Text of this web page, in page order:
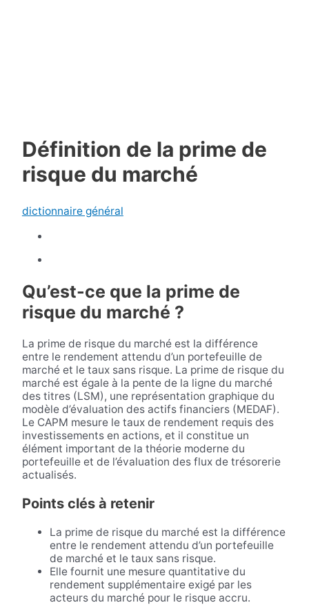
Définition de la prime de
risque du marché
dictionnaire général
Qu’est-ce que la prime de
risque du marché ?
La prime de risque du marché est la différence
entre le rendement attendu d’un portefeuille de
marché et le taux sans risque. La prime de risque du
marché est égale à la pente de la ligne du marché
des titres (LSM), une représentation graphique du
modèle d’évaluation des actifs financiers (MEDAF).
Le CAPM mesure le taux de rendement requis des
investissements en actions, et il constitue un
élément important de la théorie moderne du
portefeuille et de l’évaluation des flux de trésorerie
actualisés.
Points clés à retenir
La prime de risque du marché est la différence
entre le rendement attendu d’un portefeuille
de marché et le taux sans risque.
Elle fournit une mesure quantitative du
rendement supplémentaire exigé par les
acteurs du marché pour le risque accru.